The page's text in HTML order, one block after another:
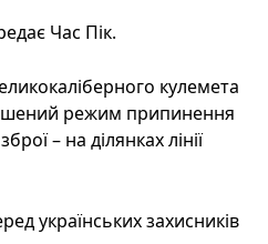
Час Пік.
кулемета
режим припинення
– на ділянках лінії
українських захисників